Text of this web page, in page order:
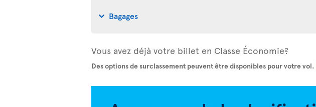
Bagages
Vous avez déjà votre billet en Classe Économie?
Des options de surclassement peuvent être disponibles pour votre vol.